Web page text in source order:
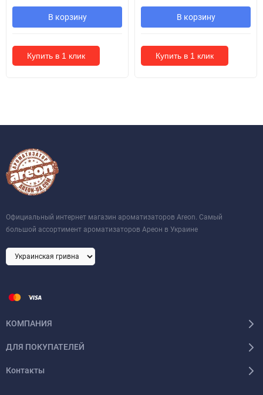
В корзину
Купить в 1 клик
В корзину
Купить в 1 клик
Официальный интернет магазин ароматизаторов Areon. Самый
большой ассортимент ароматизаторов Ареон в Украине
КОМПАНИЯ
ДЛЯ ПОКУПАТЕЛЕЙ
Контакты